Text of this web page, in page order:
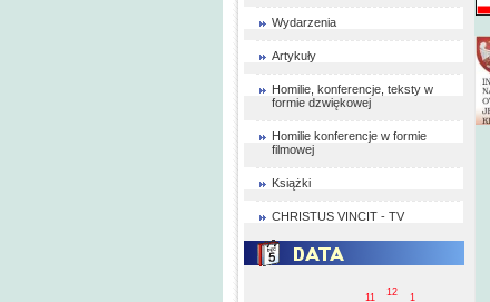
Wydarzenia
Artykuły
Homilie, konferencje, teksty w
formie dzwiękowej
Homilie konferencje w formie
filmowej
Książki
CHRISTUS VINCIT - TV
1
11
12